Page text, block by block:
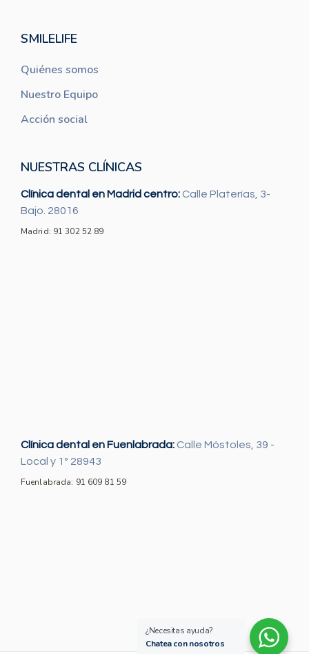
SMILELIFE
Quiénes somos
Nuestro Equipo
Acción social
NUESTRAS CLÍNICAS
Clínica dental en Madrid centro: Calle Platerías, 3-
Bajo. 28016
Madrid: 91 302 52 89
Clínica dental en Fuenlabrada: Calle Móstoles, 39 -
Local y 1º 28943
Fuenlabrada: 91 609 81 59
¿Necesitas ayuda?
Chatea con nosotros